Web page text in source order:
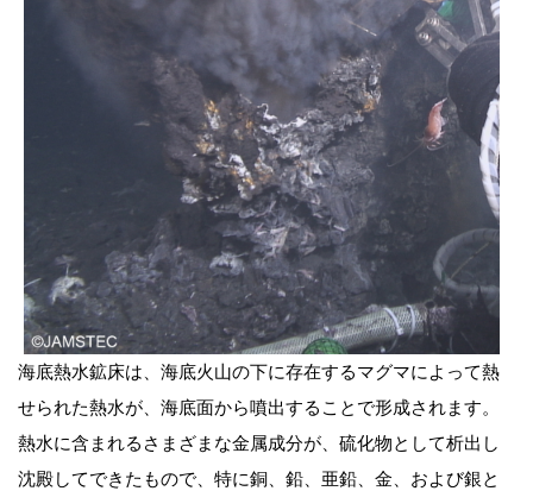
海底熱水鉱床は、海底火山の下に存在するマグマによって熱
せられた熱水が、海底面から噴出することで形成されます。
熱水に含まれるさまざまな金属成分が、硫化物として析出し
沈殿してできたもので、特に銅、鉛、亜鉛、金、および銀と